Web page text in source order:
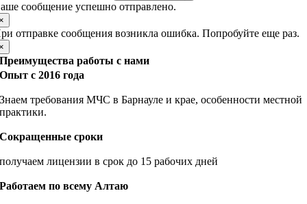
сообщение успешно отправлено.
отправке сообщения возникла ошибка. Попробуйте еще раз.
Преимущества работы с нами
Опыт с 2016 года
Знаем требования МЧС в Барнауле и крае, особенности местной
практики.
Сокращенные сроки
получаем лицензии в срок до 15 рабочих дней
Работаем по всему Алтаю